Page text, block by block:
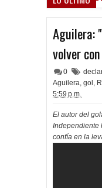
Aguilera:
volver
0
Aguilera, gol ,
5:59 p.m.
El autor del
Independiente
confía en la